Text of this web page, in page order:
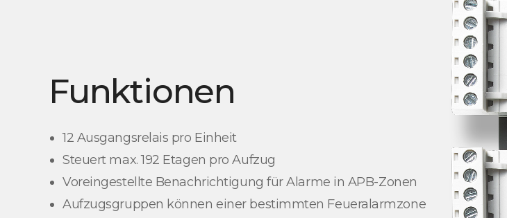
Funktionen
12 Ausgangsrelais pro Einheit
Steuert max. 192 Etagen pro Aufzug
Voreingestellte Benachrichtigung für Alarme in APB-Zonen
Aufzugsgruppen können einer bestimmten Feueralarmzone